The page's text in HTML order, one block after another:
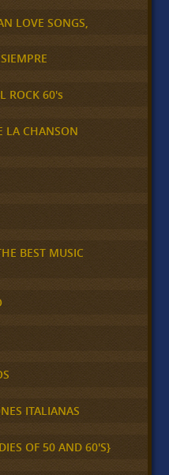
LOVE SONGS,
ROCK 60's
LA CHANSON
BEST MUSIC
ITALIANAS
OF 50 AND 60'S}